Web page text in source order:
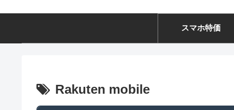
スマホ特価
Rakuten mobile